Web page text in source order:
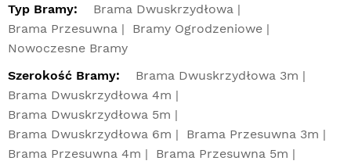
Typ Bramy:
Brama Dwuskrzydłowa
Brama Przesuwna
Bramy Ogrodzeniowe
Nowoczesne Bramy
Szerokość Bramy:
Brama Dwuskrzydłowa 3m
Brama Dwuskrzydłowa 4m
Brama Dwuskrzydłowa 5m
Brama Dwuskrzydłowa 6m
Brama Przesuwna 3m
Brama Przesuwna 4m
Brama Przesuwna 5m